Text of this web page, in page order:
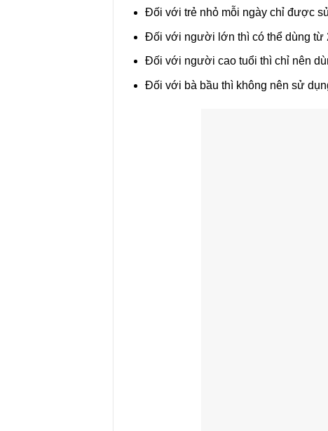
Đối với trẻ nhỏ mỗi ngày chỉ được
Đối với người lớn thì có thể dùng từ
Đối với người cao tuổi thì chỉ nên
Đối với bà bầu thì không nên sử